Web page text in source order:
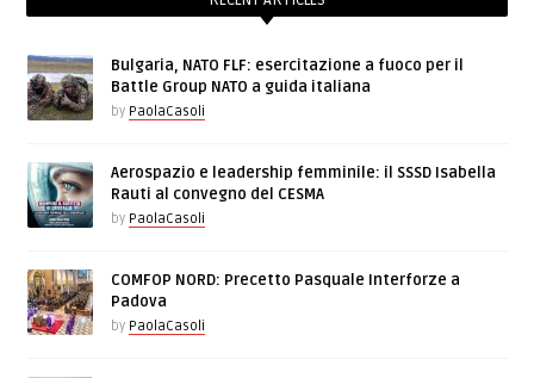
Bulgaria, NATO FLF: esercitazione a fuoco per il
Battle Group NATO a guida italiana
by PaolaCasoli
Aerospazio e leadership femminile: il SSSD Isabella
Rauti al convegno del CESMA
by PaolaCasoli
COMFOP NORD: Precetto Pasquale Interforze a
Padova
by PaolaCasoli